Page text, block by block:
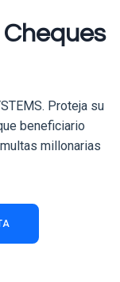
Proteja su
beneficiario
millonarias